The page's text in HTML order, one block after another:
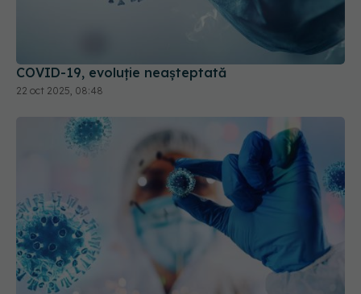
COVID-19, evoluție neașteptată
22 oct 2025, 08:48